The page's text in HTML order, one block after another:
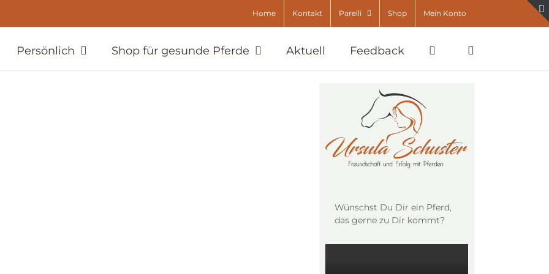
Home Kontakt Parelli Shop Mein Konto
Persönlich Shop für gesunde Pferde Aktuell Feedback
Wünschst Du Dir ein Pferd,
das gerne zu Dir kommt?